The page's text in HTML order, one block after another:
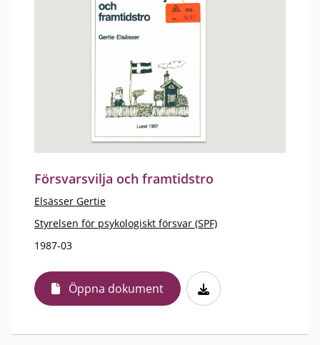
Försvarsvilja och framtidstro
Elsässer Gertie
Styrelsen för psykologiskt försvar (SPF)
1987-03
Öppna dokument